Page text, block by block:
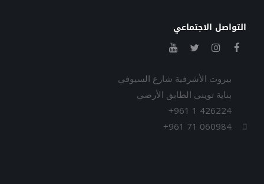
التواصل الاجتماعي
بيروت الأشرفية شارع السيوفي
بناية تويني الطابق الأرضي
+961 1 426224
+961 71 060984